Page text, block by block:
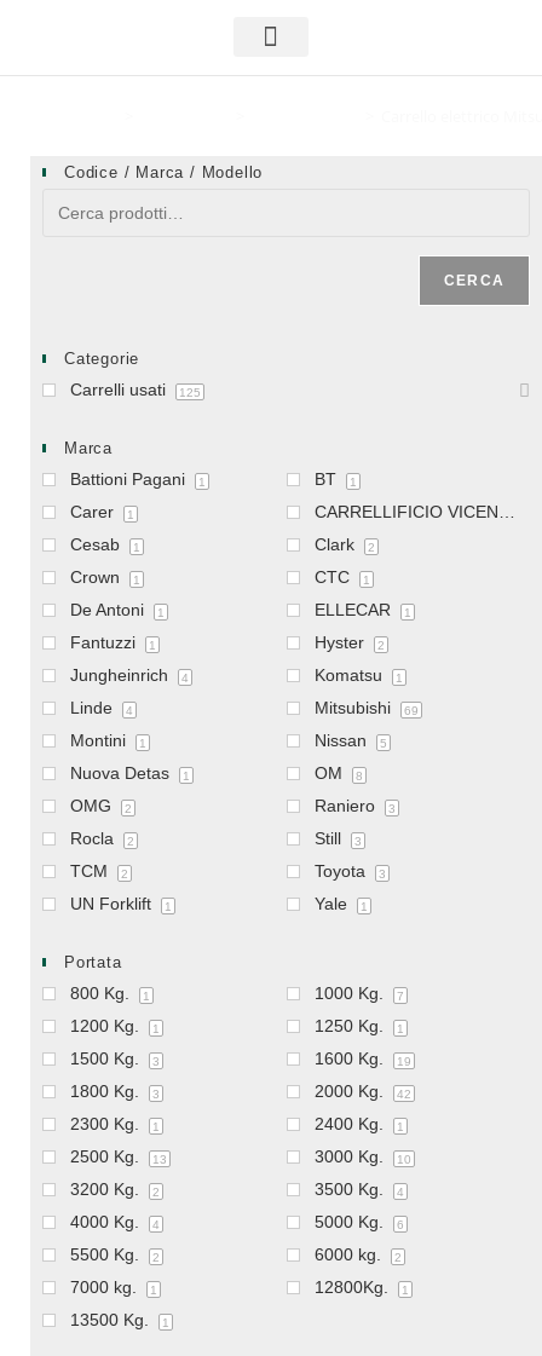
Codice / Marca / Modello
CERCA
Categorie
Carrelli usati 125
Marca
Battioni Pagani 1 BT 1
Carer 1
CARRELLIFICIO VICENTINO
Cesab
1 Clark 2
Crown 1 CTC 1
De Antoni 1 ELLECAR 1
Fantuzzi 1 Hyster 2
Jungheinrich 4 Komatsu 1
Linde 4 Mitsubishi 69
Montini 1 Nissan 5
Nuova Detas 1 OM 8
OMG 2 Raniero 3
Rocla 2 Still 3
TCM 2 Toyota 3
UN Forklift 1 Yale 1
Portata
800 Kg. 1 1000 Kg. 7
1200 Kg. 1 1250 Kg. 1
1500 Kg. 3 1600 Kg. 19
1800 Kg. 3 2000 Kg. 42
2300 Kg. 1 2400 Kg. 1
2500 Kg. 13 3000 Kg. 10
3200 Kg. 2 3500 Kg. 4
4000 Kg. 4 5000 Kg. 6
5500 Kg. 2 6000 kg. 2
7000 kg. 1 12800Kg. 1
13500 Kg. 1